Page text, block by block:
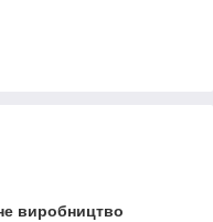
виробництво